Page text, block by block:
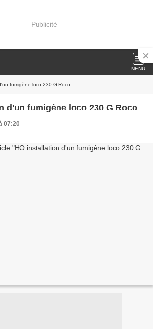
Publicité
MENU
fumigène loco 230 G Roco
d'un fumigène loco 230 G Roco
07:20